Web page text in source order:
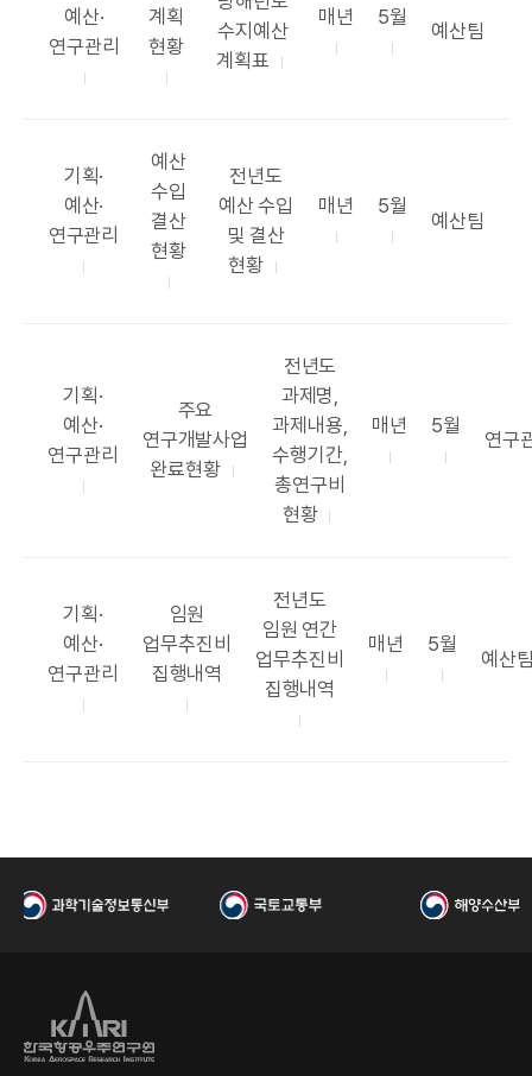
국
항
공
테
고
예산·
연구관리
표
목
계획
현황
표
항
수지예산
계획표
공
매년
공
표
5월
부
예산팀
카
테
고
기획·
예산·
연구관리
공
표
목
록
예산
수입
결산
현황
공
표
항
목
전년도
예산 수입
및 결산
현황
공
매년
공
표
5월
부
예산팀
카
테
고
기획·
예산·
연구관리
공
표
목
주요
연구개발사업
완료현황
공
표
항
목
전년도
과제명,
과제내용,
수행기간,
총연구비
현황
공
매년
공
표
5월
부
연구
카
테
고
기획·
예산·
연구관리
공
표
목
임원
업무추진비
집행내역
공
표
항
목
전년도
임원 연간
업무추진비
집행내역
공
매년
공
표
5월
부
예산